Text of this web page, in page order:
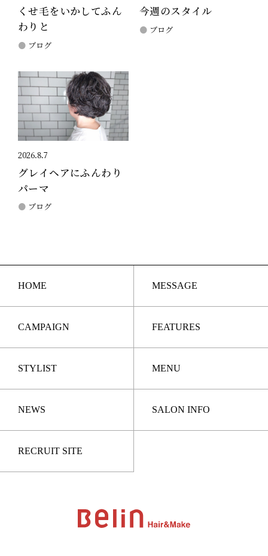
くせ毛をいかしてふん
わりと
ブログ
今週のスタイル
ブログ
2026.8.7
グレイヘアにふんわり
パーマ
ブログ
HOME MESSAGE
CAMPAIGN FEATURES
STYLIST MENU
NEWS SALON INFO
RECRUIT SITE